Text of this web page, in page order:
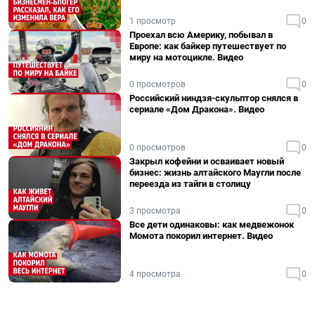
1 просмотр 0
Проехал всю Америку, побывал в
Европе: как байкер путешествует по
миру на мотоцикле. Видео
0 просмотров 0
Российский ниндзя-скульптор снялся в
сериале «Дом Дракона». Видео
0 просмотров 0
Закрыл кофейни и осваивает новый
бизнес: жизнь алтайского Маугли после
переезда из тайги в столицу
3 просмотра 0
Все дети одинаковы: как медвежонок
Момота покорил интернет. Видео
4 просмотра 0